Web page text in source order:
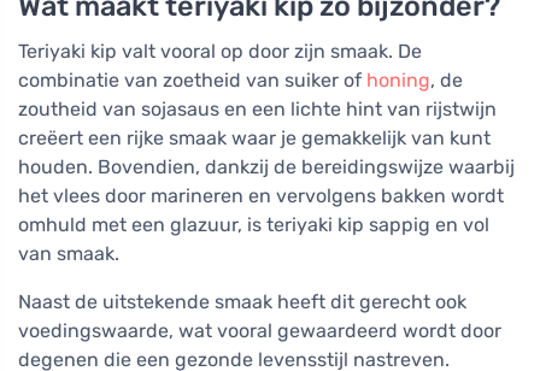
Teriyaki kip valt vooral op door zijn smaak. De
combinatie van zoetheid van suiker of honing, de
zoutheid van sojasaus en een lichte hint van rijstwijn
creëert een rijke smaak waar je gemakkelijk van kunt
houden. Bovendien, dankzij de bereidingswijze waarbij
het vlees door marineren en vervolgens bakken wordt
omhuld met een glazuur, is teriyaki kip sappig en vol
van smaak.
Naast de uitstekende smaak heeft dit gerecht ook
voedingswaarde, wat vooral gewaardeerd wordt door
degenen die een gezonde levensstijl nastreven.